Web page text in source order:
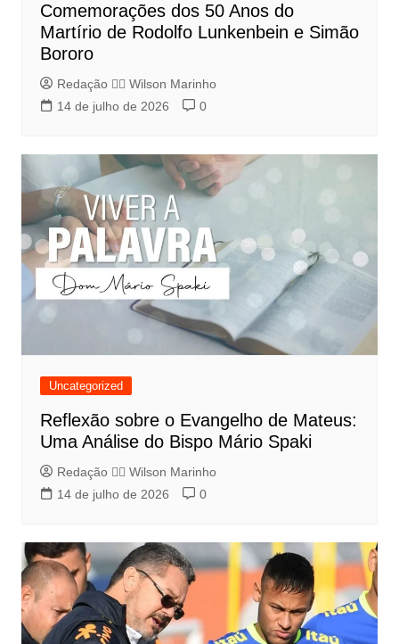
Comemorações dos 50 Anos do
Martírio de Rodolfo Lunkenbein e Simão
Bororo
Redação 👨‍⚖️​ Wilson Marinho
14 de julho de 2026
0
Uncategorized
Reflexão sobre o Evangelho de Mateus:
Uma Análise do Bispo Mário Spaki
Redação 👨‍⚖️​ Wilson Marinho
14 de julho de 2026
0